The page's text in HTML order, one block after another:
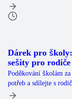
Dárek pro
sešity pro rodiče
Poděkování školám
potřeb a sdílejte s